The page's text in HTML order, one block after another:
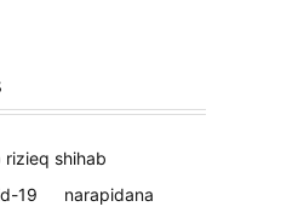
rizieq shihab
19
narapidana